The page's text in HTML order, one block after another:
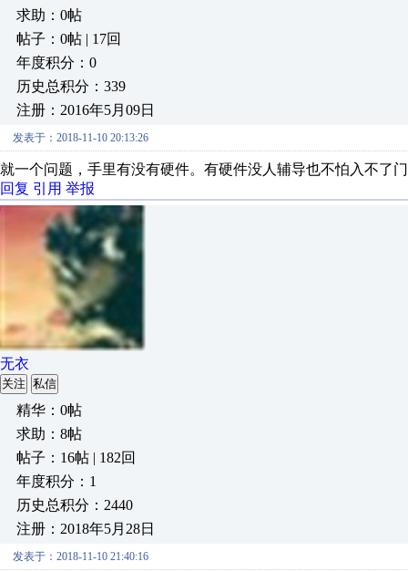
求助：0帖
帖子：0帖 | 17回
年度积分：0
历史总积分：339
注册：2016年5月09日
发表于：2018-11-10 20:13:26
就一个问题，手里有没有硬件。有硬件没人辅导也不怕入不了
回复 引用 举报
无衣
关注 私信
精华：0帖
求助：8帖
帖子：16帖 | 182回
年度积分：1
历史总积分：2440
注册：2018年5月28日
发表于：2018-11-10 21:40:16